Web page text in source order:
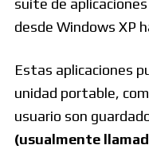
desde Windows XP
Estas aplicaciones
unidad portable,
usuario son
(usualmente